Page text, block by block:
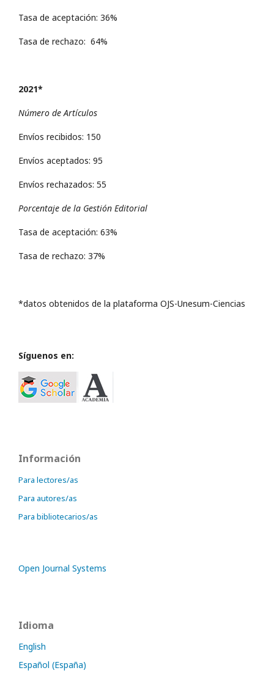
Tasa de aceptación: 36%
Tasa de rechazo: 64%
2021*
Número de Artículos
Envíos recibidos: 150
Envíos aceptados: 95
Envíos rechazados: 55
Porcentaje de la Gestión Editorial
Tasa de aceptación: 63%
Tasa de rechazo: 37%
*datos obtenidos de la plataforma OJS-Unesum-Ciencias
Síguenos en:
Información
Para lectores/as
Para autores/as
Para bibliotecarios/as
Open Journal Systems
Idioma
English
Español (España)